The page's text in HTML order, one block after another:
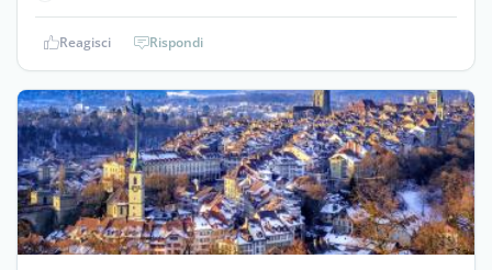
Reagisci Rispondi